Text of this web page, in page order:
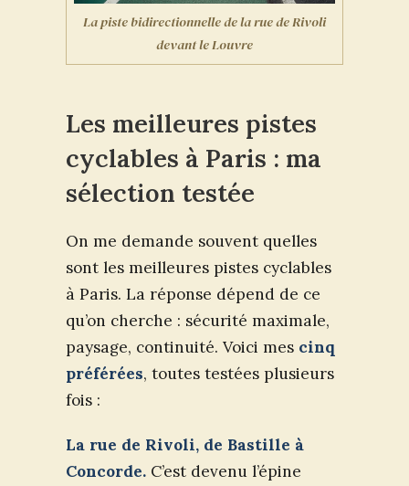
La piste bidirectionnelle de la rue de Rivoli
devant le Louvre
Les meilleures pistes
cyclables à Paris : ma
sélection testée
On me demande souvent quelles
sont les meilleures pistes cyclables
à Paris. La réponse dépend de ce
qu’on cherche : sécurité maximale,
paysage, continuité. Voici mes cinq
préférées, toutes testées plusieurs
fois :
La rue de Rivoli, de Bastille à
Concorde. C’est devenu l’épine